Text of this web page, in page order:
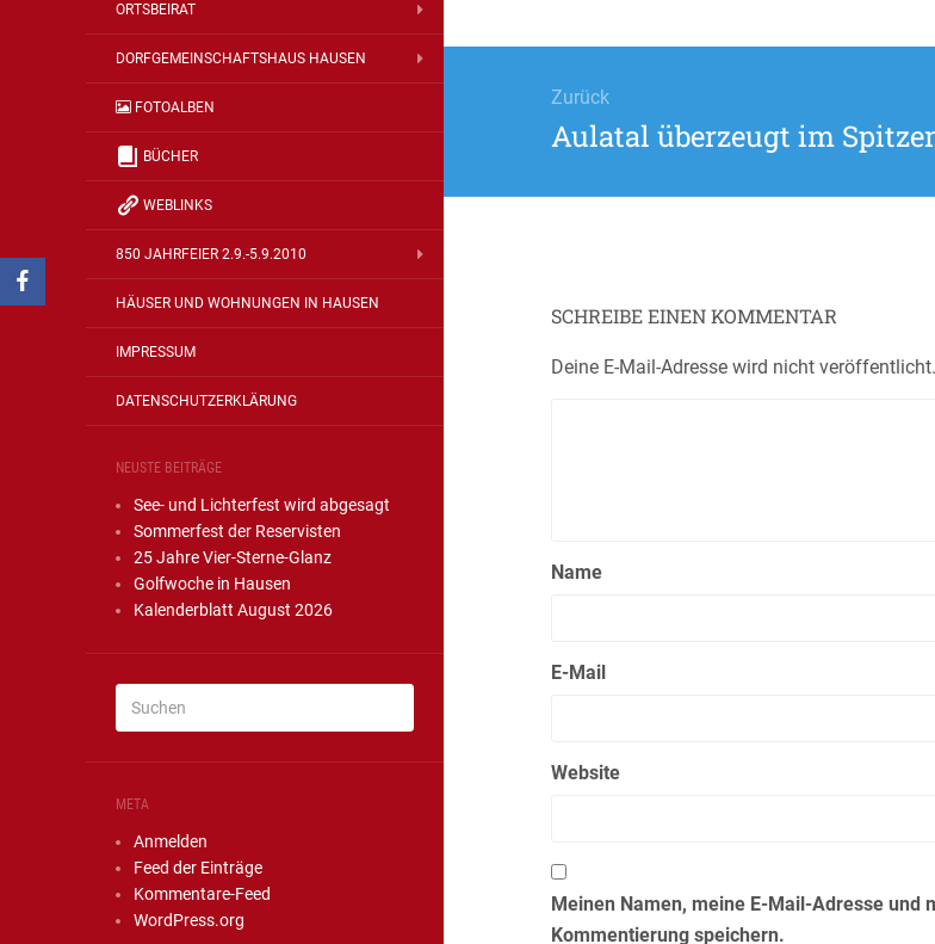
ORTSBEIRAT
DORFGEMEINSCHAFTSHAUS HAUSEN
FOTOALBEN
BÜCHER
WEBLINKS
850 JAHRFEIER 2.9.-5.9.2010
HÄUSER UND WOHNUNGEN IN HAUSEN
IMPRESSUM
DATENSCHUTZERKLÄRUNG
NEUSTE BEITRÄGE
See- und Lichterfest wird abgesagt
Sommerfest der Reservisten
25 Jahre Vier-Sterne-Glanz
Golfwoche in Hausen
Kalenderblatt August 2026
META
Anmelden
Feed der Einträge
Kommentare-Feed
WordPress.org
Navigation
Zurück
Vorheriger
Aulatal überzeugt im
SCHREIBE EINEN KOMMENTAR
Deine E-Mail-Adresse wird nicht veröffentlicht.
Name
E-Mail
Website
Meinen Namen, meine E-Mail-Adresse und
Kommentierung speichern.